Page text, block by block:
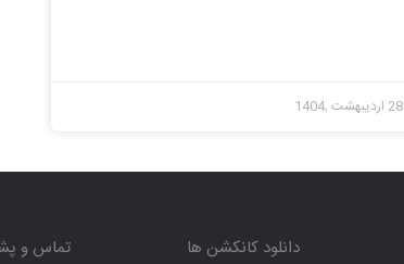
28 اردیبهشت ,1404
دانلود کانکشن ها تماس و